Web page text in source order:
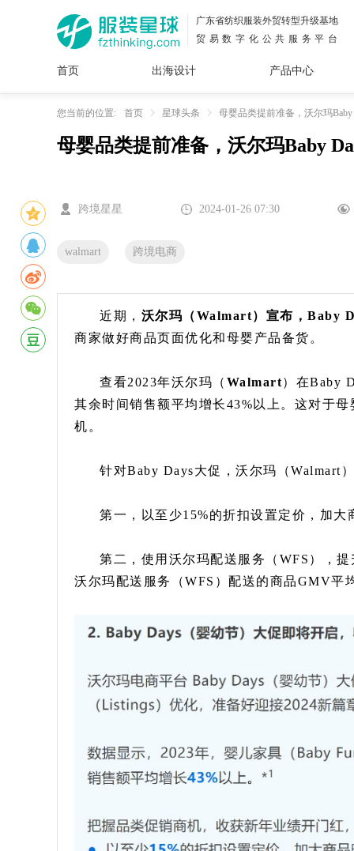
广东省纺织服装外贸转型升级基地
贸易数字化公共服务平台
首页 出海设计
面料
花型
插画
图案
服装
设计
产品中心
女装
内衣
男装
运动
服
童装
牛仔
服装
您当前的位置: 首页 星球头条 母婴品类提前准备，沃尔玛
母婴品类提前准备，沃尔玛Baby
跨境星星 2024-01-26 07:30
walmart 跨境电商
近期， 沃尔玛（Walmart）宣布，Baby
商家做好商品页面优化和母婴产品备货。
查看2023年沃尔玛（ Walmart）在Baby
其余时间销售额平均增长43%以上。这对于
机。
针对Baby Days大促，沃尔玛（Walmart
第一，以至少15%的折扣设置定价，加
第二，使用沃尔玛配送服务（WFS），
沃尔玛配送服务（WFS）配送的商品GMV平